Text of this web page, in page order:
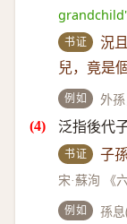
书证
況
兒，竟是
例如 外
泛指後代
书证 子
宋·蘇洵 《
例如 孫